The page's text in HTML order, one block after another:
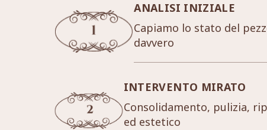
ANALISI INIZIALE
Capiamo lo stato del
davvero
INTERVENTO MIRATO
Consolidamento, pulizia,
ed estetico